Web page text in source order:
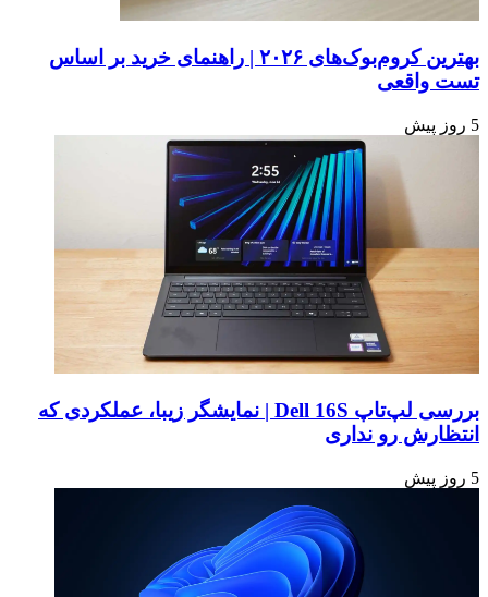
بهترین کروم‌بوک‌های ۲۰۲۶ | راهنمای خرید بر اساس
تست واقعی
5 روز پیش
بررسی لپ‌تاپ Dell 16S | نمایشگر زیبا، عملکردی که
انتظارش رو نداری
5 روز پیش